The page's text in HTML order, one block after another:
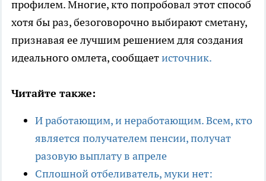
профилем. Многие, кто попробовал этот способ
хотя бы раз, безоговорочно выбирают сметану,
признавая ее лучшим решением для создания
идеального омлета, сообщаетисточник.
Читайте также:
И работающим, и неработающим. Всем, кто
является получателем пенсии, получат
разовую выплату в апреле
Сплошной отбеливатель, муки нет: